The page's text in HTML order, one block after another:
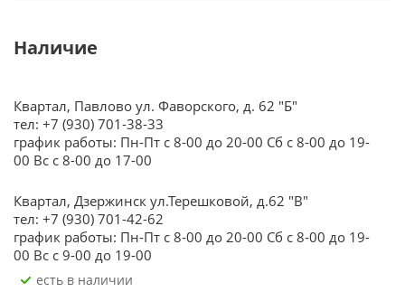
Наличие
Квартал, Павлово ул. Фаворского, д. 62 "Б"
тел: +7 (930) 701-38-33
график работы: Пн-Пт с 8-00 до 20-00 Сб с 8-00 до 19-
00 Вс с 8-00 до 17-00
Квартал, Дзержинск ул.Терешковой, д.62 "В"
тел: +7 (930) 701-42-62
график работы: Пн-Пт с 8-00 до 20-00 Сб с 8-00 до 19-
00 Вс с 9-00 до 19-00
Есть в наличии